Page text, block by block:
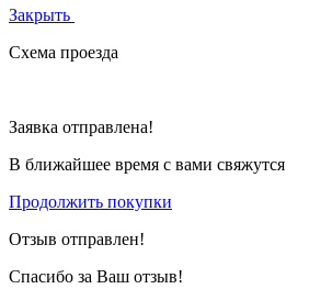
Закрыть
Схема проезда
Заявка отправлена!
В ближайшее время с вами свяжутся
Продолжить покупки
Отзыв отправлен!
Спасибо за Ваш отзыв!